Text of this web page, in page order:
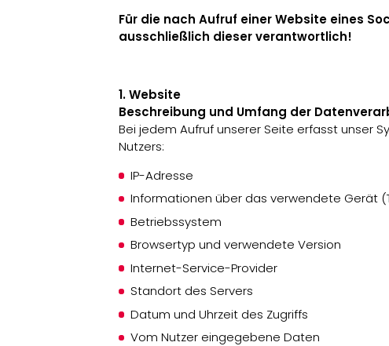
Für die nach Aufruf einer Website eines
ausschließlich dieser verantwortlich!
1. Website
Beschreibung und Umfang der
Bei jedem Aufruf unserer Seite erfasst unser
Nutzers:
IP-Adresse
Informationen über das verwendete Gerät
Betriebssystem
Browsertyp und verwendete Version
Internet-Service-Provider
Standort des Servers
Datum und Uhrzeit des Zugriffs
Vom Nutzer eingegebene Daten